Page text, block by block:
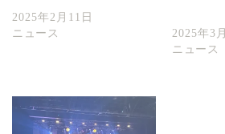
2025年2月11日
ニュース
2025年3
ニュース